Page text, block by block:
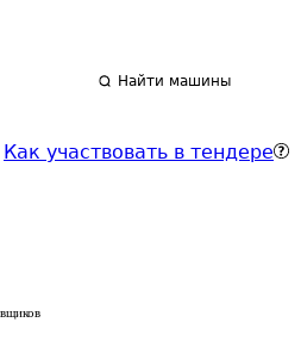
Найти машины
Как участвовать в тендере